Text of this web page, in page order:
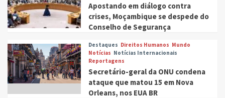
Apostando em diálogo contra
crises, Moçambique se despede do
Conselho de Segurança
Destaques Direitos Humanos Mundo
Notícias Notícias Internacionais
Reportagens
Secretário-geral da ONU condena
ataque que matou 15 em Nova
Orleans, nos EUA BR